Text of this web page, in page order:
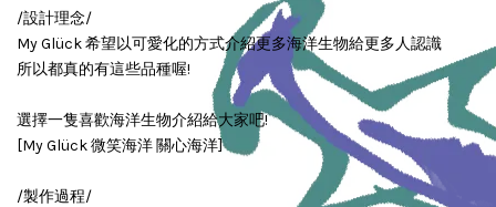
/設計理念/
My Glück 希望以可愛化的方式介紹更多海洋生物給更多人認識
所以都真的有這些品種喔!
選擇一隻喜歡海洋生物介紹給大家吧!
[My Glück 微笑海洋 關心海洋]
/製作過程/